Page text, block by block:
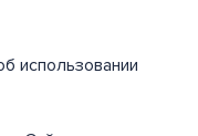
использовании